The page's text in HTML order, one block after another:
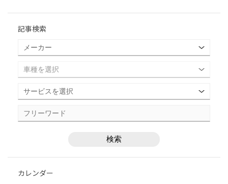
記事検索
カレンダー